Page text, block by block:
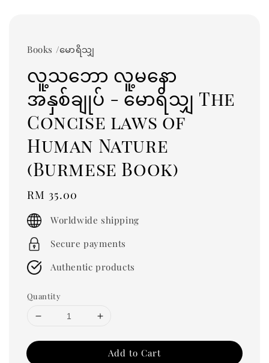
Books /မောရိသျှ
လူ့သဘော လူ့မနော
အနှစ်ချုပ် - မောရိသျှ The
Concise laws of
Human Nature
(Burmese Book)
Regular
price
RM 35.00
Worldwide shipping
Secure payments
Authentic products
Quantity
Add to Cart